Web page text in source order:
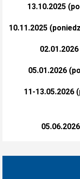
13.10.2025
10.11.2025
05.01.2026
11-13.05.2026